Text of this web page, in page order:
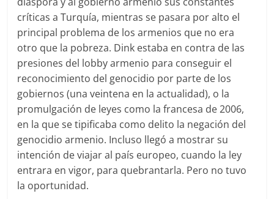
críticas a Turquía, mientras se pasara por alto el
principal problema de los armenios que no era
otro que la pobreza. Dink estaba en contra de las
presiones del lobby armenio para conseguir el
reconocimiento del genocidio por parte de los
gobiernos (una veintena en la actualidad), o la
promulgación de leyes como la francesa de 2006,
en la que se tipificaba como delito la negación del
genocidio armenio. Incluso llegó a mostrar su
intención de viajar al país europeo, cuando la ley
entrara en vigor, para quebrantarla. Pero no tuvo
la oportunidad.